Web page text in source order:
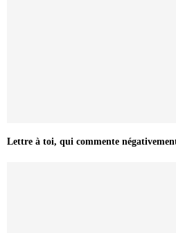
Lettre à toi, qui commente